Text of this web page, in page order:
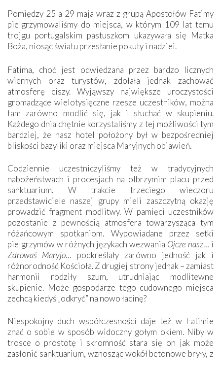
Pomiędzy 25 a 29 maja wraz z grupą Apostołów Fatimy
pielgrzymowaliśmy do miejsca, w którym 109 lat temu
trojgu portugalskim pastuszkom ukazywała się Matka
Boża, niosąc światu przesłanie pokuty i nadziei.
Fatima, choć jest odwiedzana przez bardzo licznych
wiernych oraz turystów, zdołała jednak zachować
atmosferę ciszy. Wyjąwszy największe uroczystości
gromadzące wielotysięczne rzesze uczestników, można
tam zarówno modlić się, jak i słuchać w skupieniu.
Każdego dnia chętnie korzystaliśmy z tej możliwości tym
bardziej, że nasz hotel położony był w bezpośredniej
bliskości bazyliki oraz miejsca Maryjnych objawień.
Codziennie uczestniczyliśmy też w tradycyjnych
nabożeństwach i procesjach na olbrzymim placu przed
sanktuarium. W trakcie trzeciego wieczoru
przedstawiciele naszej grupy mieli zaszczytną okazję
prowadzić fragment modlitwy. W pamięci uczestników
pozostanie z pewnością atmosfera towarzysząca tym
różańcowym spotkaniom. Wypowiadane przez setki
pielgrzymów w różnych językach wezwania Ojcze nasz… i
Zdrowaś Maryjo… podkreślały zarówno jedność jak i
różnorodność Kościoła. Z drugiej strony jednak – zamiast
harmonii rodziły szum, utrudniając modlitewne
skupienie. Może gospodarze tego cudownego miejsca
zechcą kiedyś „odkryć” na nowo łacinę?
Niespokojny duch współczesności daje też w Fatimie
znać o sobie w sposób widoczny gołym okiem. Niby w
trosce o prostotę i skromność stara się on jak może
zasłonić sanktuarium, wznosząc wokół betonowe bryły, z